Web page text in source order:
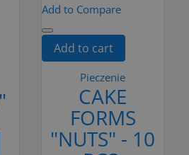
Add to Compare
Add to cart
Pieczenie
CAKE
FORMS
"NUTS" - 10